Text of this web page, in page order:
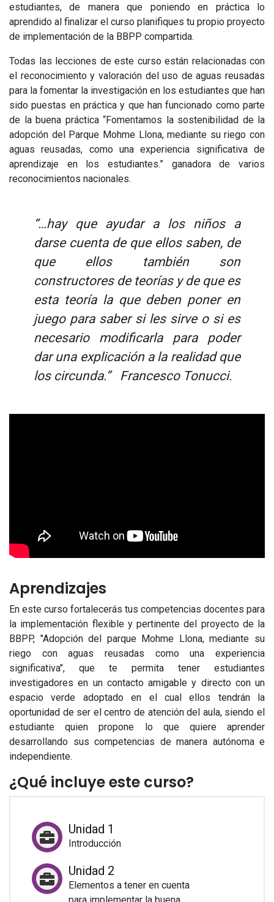
estudiantes, de manera que poniendo en práctica lo
aprendido al finalizar el curso planifiques tu propio proyecto
de implementación de la BBPP compartida.
Todas las lecciones de este curso están relacionadas con
el reconocimiento y valoración del uso de aguas reusadas
para la fomentar la investigación en los estudiantes que han
sido puestas en práctica y que han funcionado como parte
de la buena práctica “Fomentamos la sostenibilidad de la
adopción del Parque Mohme Llona, mediante su riego con
aguas reusadas, como una experiencia significativa de
aprendizaje en los estudiantes.” ganadora de varios
reconocimientos nacionales.
“…hay que ayudar a los niños a
darse cuenta de que ellos saben, de
que ellos también son
constructores de teorías y de que es
esta teoría la que deben poner en
juego para saber si les sirve o si es
necesario modificarla para poder
dar una explicación a la realidad que
los circunda.” Francesco Tonucci.
Aprendizajes
En este curso fortalecerás tus competencias docentes para
la implementación flexible y pertinente del proyecto de la
BBPP, "Adopción del parque Mohme Llona, mediante su
riego con aguas reusadas como una experiencia
significativa", que te permita tener estudiantes
investigadores en un contacto amigable y directo con un
espacio verde adoptado en el cual ellos tendrán la
oportunidad de ser el centro de atención del aula, siendo el
estudiante quien propone lo que quiere aprender
desarrollando sus competencias de manera autónoma e
independiente.
¿Qué incluye este curso?
Unidad 1
Introducción
Unidad 2
Elementos a tener en cuenta